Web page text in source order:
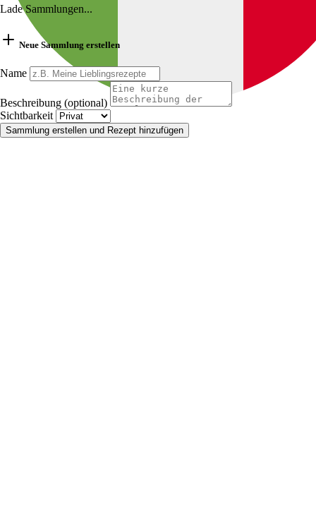
Lade Sammlungen...
Neue Sammlung erstellen
Name
Beschreibung (optional)
Sichtbarkeit
Sammlung erstellen und Rezept hinzufügen